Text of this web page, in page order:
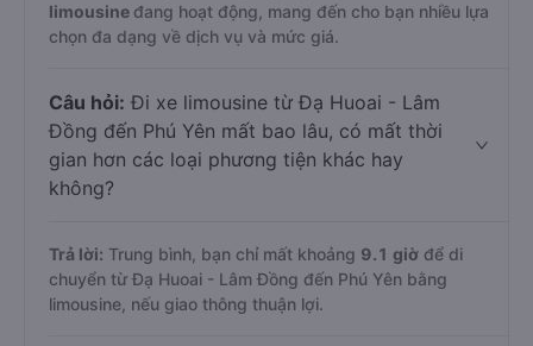
limousine đang hoạt động, mang đến cho bạn nhiều lựa
chọn đa dạng về dịch vụ và mức giá.
Câu hỏi: Đi xe limousine từ Đạ Huoai - Lâm
Đồng đến Phú Yên mất bao lâu, có mất thời
gian hơn các loại phương tiện khác hay
không?
Trả lời: Trung bình, bạn chỉ mất khoảng 9.1 giờ để di
chuyển từ Đạ Huoai - Lâm Đồng đến Phú Yên bằng
limousine, nếu giao thông thuận lợi.